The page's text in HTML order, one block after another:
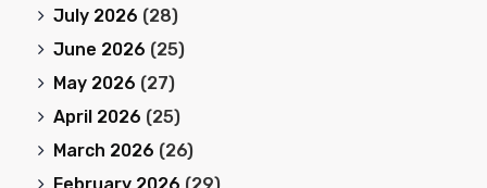
July 2026 (28)
June 2026 (25)
May 2026 (27)
April 2026 (25)
March 2026 (26)